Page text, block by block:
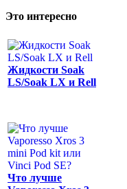
Это интересно
Жидкости Soak
LS/Soak LX и Rell
Что лучше